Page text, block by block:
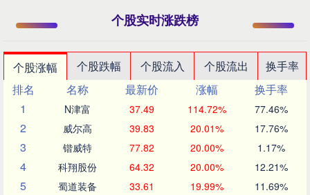
个股实时涨跌榜
个股涨幅 个股跌幅 个股流入 个股流出
换手率
排名
名称 最新价 涨幅
换手率
1
N津富 37.49 114.72% 77.46%
2 威尔高 39.83 20.01% 17.76%
3 锴威特 77.82 20.00% 1.17%
4 科翔股份 64.32 20.00% 12.21%
5 蜀道装备 33.61 19.99% 11.69%